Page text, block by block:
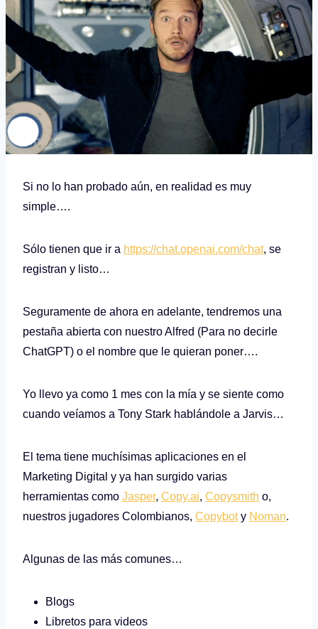
Si no lo han probado aún, en realidad es muy
simple….
Sólo tienen que ir a https://chat.openai.com/chat, se
registran y listo…
Seguramente de ahora en adelante, tendremos una
pestaña abierta con nuestro Alfred (Para no decirle
ChatGPT) o el nombre que le quieran poner….
Yo llevo ya como 1 mes con la mía y se siente como
cuando veíamos a Tony Stark hablándole a Jarvis…
El tema tiene muchísimas aplicaciones en el
Marketing Digital y ya han surgido varias
herramientas como Jasper, Copy.ai, Copysmith o,
nuestros jugadores Colombianos, Copyboty Noman.
Algunas de las más comunes…
Blogs
Libretos para videos